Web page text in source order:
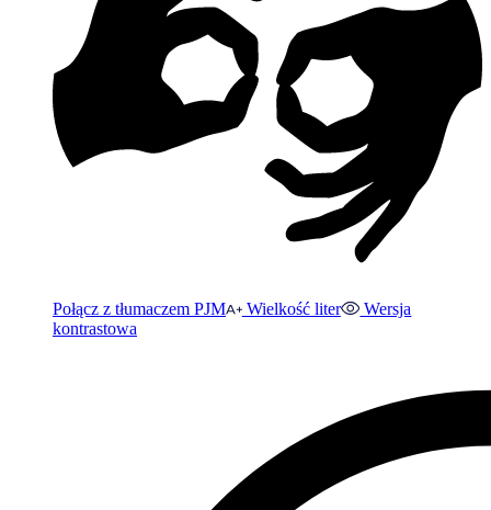
Połącz z tłumaczem PJM Wielkość liter
Wersja
kontrastowa